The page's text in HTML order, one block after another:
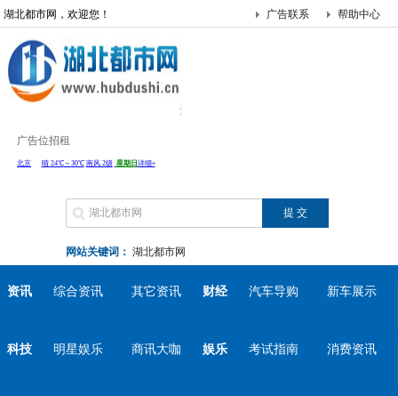
湖北都市网，欢迎您！ 帮助中心
广告联系
广告位招租
网站关键词： 湖北都市网
资讯 综合资讯 其它资讯 财经 汽车导购 新车展示
科技 明星娱乐 商讯大咖 娱乐 考试指南 消费资讯